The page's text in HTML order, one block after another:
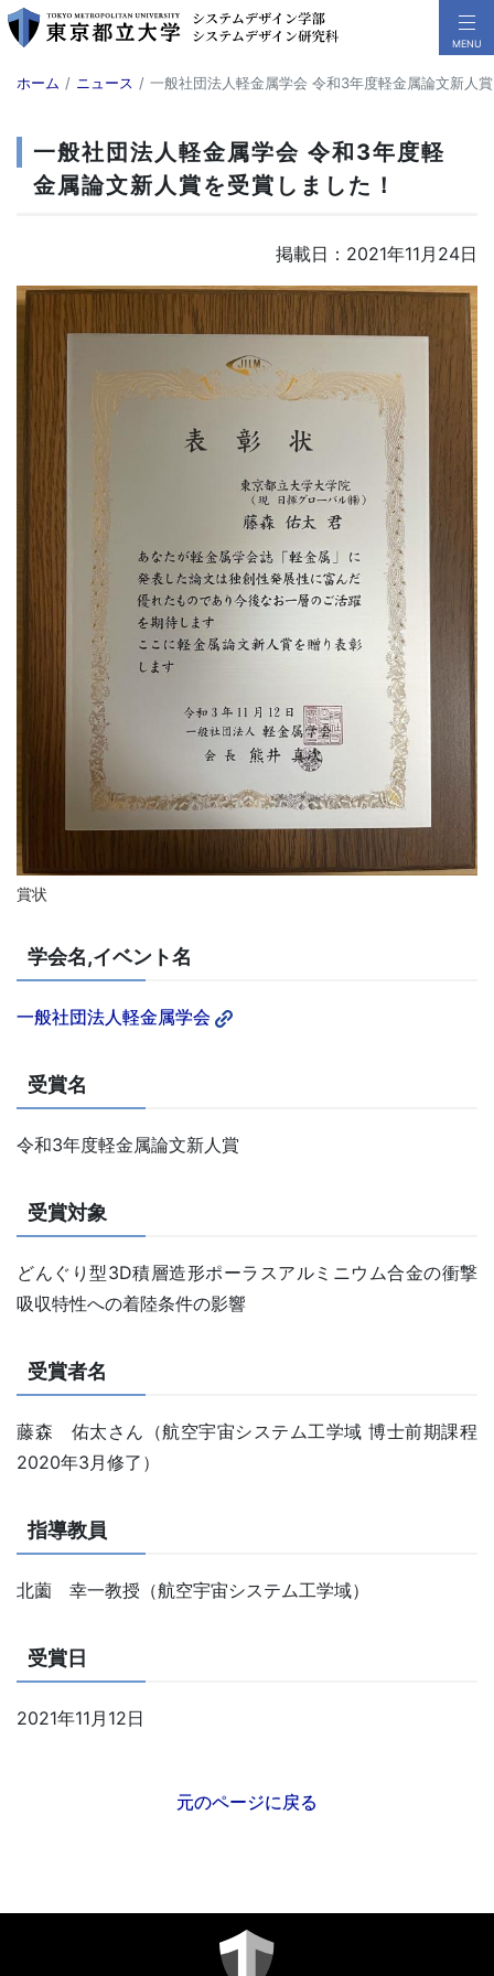
ホーム ニュース 一般社団法人軽金属学会 令和3年度軽金属論文新人
一般社団法人軽金属学会 令和3年度軽
金属論文新人賞を受賞しました！
掲載日：2021年11月24日
賞状
学会名,イベント名
一般社団法人軽金属学会
受賞名
令和3年度軽金属論文新人賞
受賞対象
どんぐり型3D積層造形ポーラスアルミニウム合金の衝撃
吸収特性への着陸条件の影響
受賞者名
藤森 佑太さん（航空宇宙システム工学域 博士前期課程
2020年3月修了）
指導教員
北薗 幸一教授（航空宇宙システム工学域）
受賞日
2021年11月12日
元のページに戻る